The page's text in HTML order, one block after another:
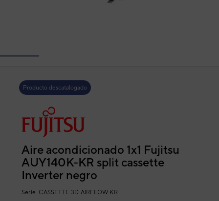
Producto descatalogado
Aire acondicionado 1x1 Fujitsu
AUY140K-KR split cassette
Inverter negro
Serie CASSETTE 3D AIRFLOW KR